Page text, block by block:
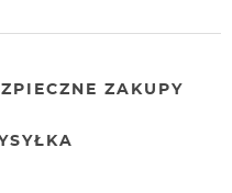
ZAKUPY